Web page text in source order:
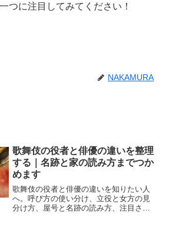
つに注目してみてください！
NAKAMURA
歌舞伎の役者と俳優の違いを整理
する｜名跡と家の読み方までつか
めます
歌舞伎の役者と俳優の違いを知りたい人
へ。呼び方の使い分け、立役と女方の見
分け方、屋号と名跡の読み方、注目され